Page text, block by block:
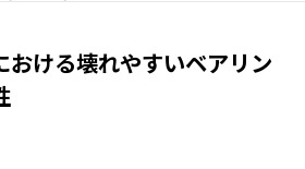
おける壊れやすいベアリン